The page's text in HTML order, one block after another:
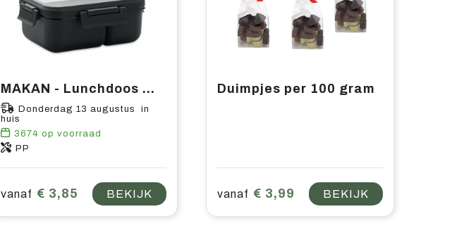
MAKAN - Lunchdoos met bestek in PP
Donderdag 13 augustus in
huis
3674 op voorraad
PP
vanaf € 3,85 BEKIJK
Duimpjes per 100 gram
vanaf € 3,99 BEKIJK